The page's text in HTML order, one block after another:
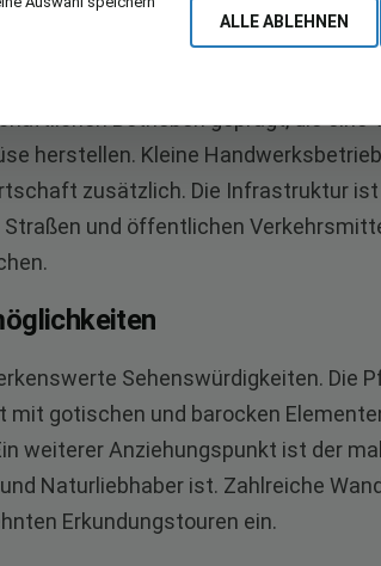
Betrieben geprägt, die eine
herstellen. Kleine
zusätzlich. Die Infrastruktur
und öffentlichen
Sehenswürdigkeiten. Die
gotischen und barocken
weiterer Anziehungspunkt ist der
Naturliebhaber ist. Zahlreiche
Erkundungstouren ein.
ALLE ABLEHNEN